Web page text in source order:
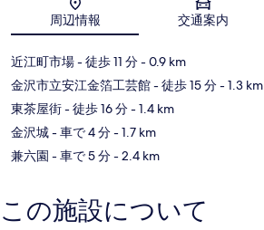
地図
周辺情報 交通案内
近江町市場- 徒歩 11 分- 0.9 km
金沢市立安江金箔工芸館- 徒歩 15 分- 1.3 km
東茶屋街- 徒歩 16 分- 1.4 km
金沢城- 車で 4 分- 1.7 km
兼六園 - 車で 5 分- 2.4 km
この施設について